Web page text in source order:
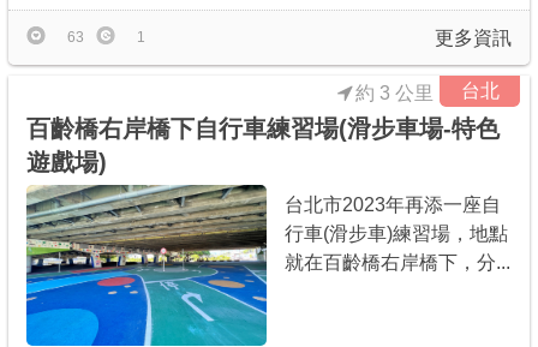
更多資訊
63 1
台北
百齡橋右岸橋下自行車練習場(滑步車場-特色
遊戲場)
約 3 公里
台北市2023年再添一座自
行車(滑步車)練習場，地點
就在百齡橋右岸橋下，分...